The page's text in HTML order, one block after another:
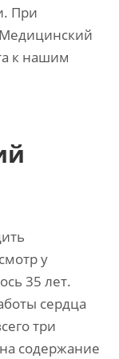
При
к нашим
у
35 лет.
сердца
три
содержание